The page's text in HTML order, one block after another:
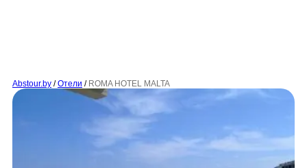
Abstour.by / Отели / ROMA HOTEL MALTA